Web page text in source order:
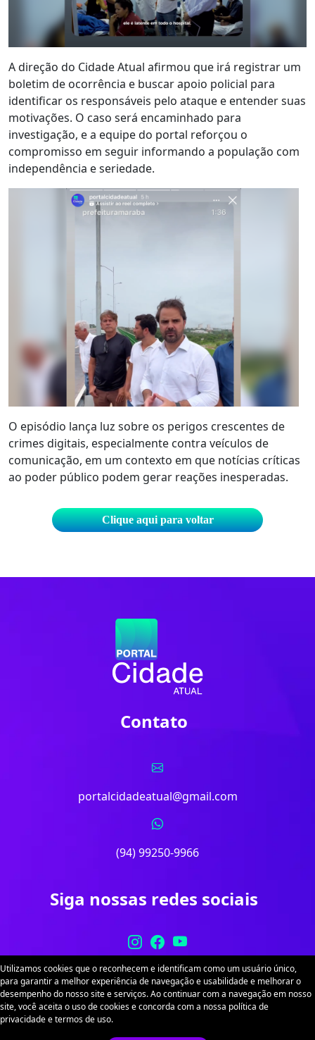
A direção do Cidade Atual afirmou que irá registrar um
boletim de ocorrência e buscar apoio policial para
identificar os responsáveis pelo ataque e entender suas
motivações. O caso será encaminhado para
investigação, e a equipe do portal reforçou o
compromisso em seguir informando a população com
independência e seriedade.
O episódio lança luz sobre os perigos crescentes de
crimes digitais, especialmente contra veículos de
comunicação, em um contexto em que notícias críticas
ao poder público podem gerar reações inesperadas.
Clique aqui para voltar
Contato
portalcidadeatual@gmail.com
(94) 99250-9966
Siga nossas redes sociais
Portal Cidade Atual. Desenvolvido por
os direitos reservados.Política de Privacidade
Utilizamos cookies que o reconhecem e identificam como um usuário único,
para garantir a melhor experiência de navegação e usabilidade e melhorar o
desempenho do nosso site e serviços. Ao continuar com a navegação em nosso
site, você aceita o uso de cookies e concorda com a nossa política de
privacidade e termos de uso.